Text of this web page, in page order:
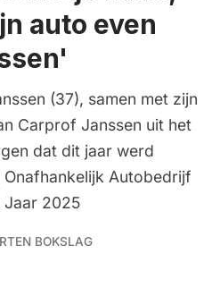
auto even
(37), samen met zijn
Carprof Janssen uit het
dat dit jaar werd
Autobedrijf
Jaar 2025
BOKSLAG